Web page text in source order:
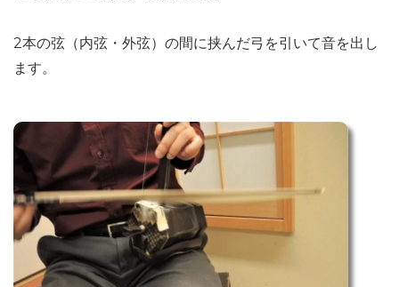
2本の弦（内弦・外弦）の間に挟んだ弓を引いて音を出し
ます。